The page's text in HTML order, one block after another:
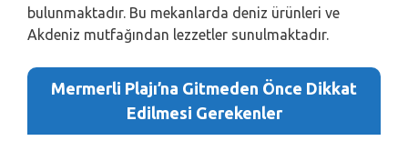
bulunmaktadır. Bu mekanlarda deniz ürünleri ve
Akdeniz mutfağından lezzetler sunulmaktadır.
Mermerli Plajı’na Gitmeden Önce Dikkat
Edilmesi Gerekenler